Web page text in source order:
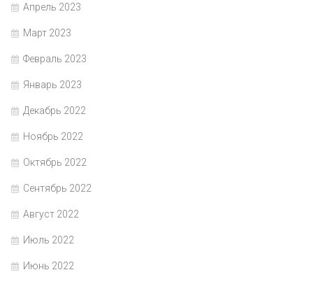
Апрель 2023
Март 2023
Февраль 2023
Январь 2023
Декабрь 2022
Ноябрь 2022
Октябрь 2022
Сентябрь 2022
Август 2022
Июль 2022
Июнь 2022